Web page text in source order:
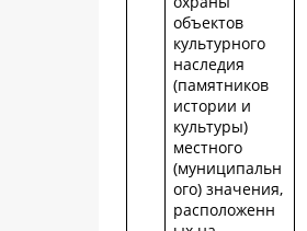
объектов
культурного
наследия
(памятников
истории и
культуры)
местного
(муниципальн
ого) значения,
расположенн